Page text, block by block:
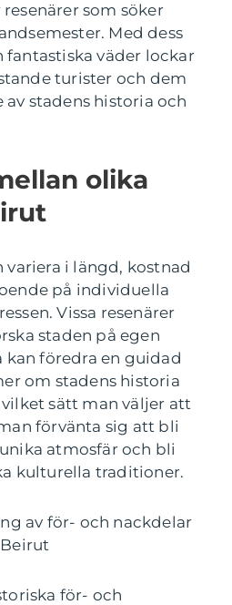
som söker
Med dess
fantastiska väder lockar
turister och dem
av stadens historia och
olika
variera i längd, kostnad
på individuella
Vissa resenärer
staden på egen
kan föredra en guidad
om stadens historia
sätt man väljer att
förvänta sig att bli
atmosfär och bli
kulturella traditioner.
av för- och nackdelar
för- och